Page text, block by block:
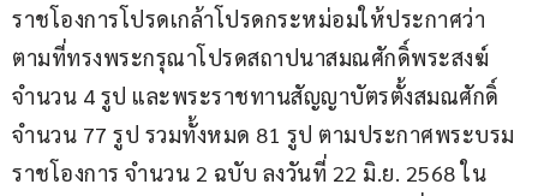
ราชโองการโปรดเกล้าโปรดกระหม่อมให้ประกาศว่า
ตามที่ทรงพระกรุณาโปรดสถาปนาสมณศักดิ์พระสงฆ์
จำนวน 4 รูป และพระราชทานสัญญาบัตรตั้งสมณศักดิ์
จำนวน 77 รูป รวมทั้งหมด 81 รูป ตามประกาศพระบรม
ราชโองการ จำนวน 2 ฉบับ ลงวันที่ 22 มิ.ย. 2568 ใน